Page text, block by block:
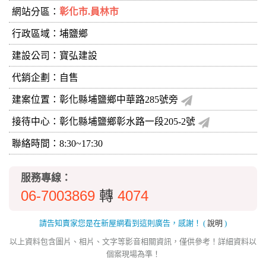
網站分區： 彰化市.員林市
行政區域：埔鹽鄉
建設公司： 寶弘建設
代銷企劃：自售
建案位置：彰化縣埔鹽鄉中華路285號旁
接待中心：彰化縣埔鹽鄉彰水路一段205-2號
聯絡時間：8:30~17:30
服務專線：
06-7003869 轉 4074
請告知賣家您是在新屋網看到這則廣告，感謝！ ( 說明 )
以上資料包含圖片、相片、文字等影音相關資訊，僅供參考！詳細資料以
個案現場為準！